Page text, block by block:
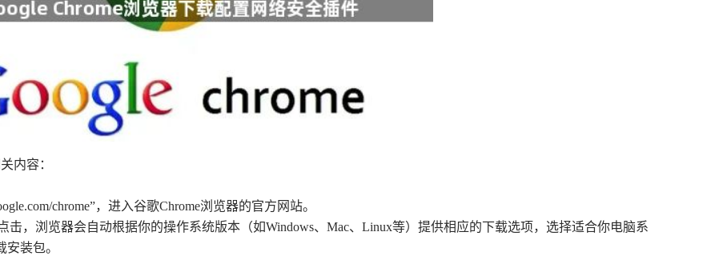
内容：
chrome”，进入谷歌Chrome浏览器的官方网站。
击，浏览器会自动根据你的操作系统版本（如Windows、Mac、Linux等）提供相应的下载选项，选择适合你电脑系
装包。